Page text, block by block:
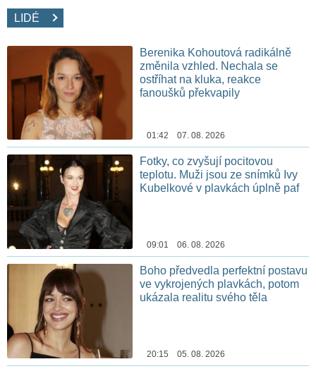
LIDÉ
Berenika Kohoutová radikálně
změnila vzhled. Nechala se
ostříhat na kluka, reakce
fanoušků překvapily
01:42 07. 08. 2026
Fotky, co zvyšují pocitovou
teplotu. Muži jsou ze snímků Ivy
Kubelkové v plavkách úplně paf
09:01 06. 08. 2026
Boho předvedla perfektní postavu
ve vykrojených plavkách, potom
ukázala realitu svého těla
20:15 05. 08. 2026